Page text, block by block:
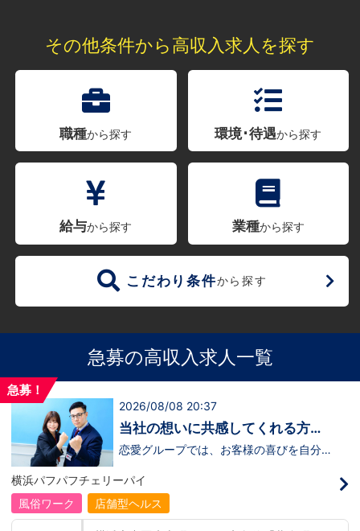
その他条件から高収入求人を探す
職種から探す 環境･待遇から探す
給与から探す 業種から探す
こだわり条件から探す
急募の高収入求人一覧
急募！
2026/08/08 20:37
当社の想いに共感してくれる方、
大募集‼
恋愛グループでは、お客様の喜びを自分自
います！・接客が好き・お客様が笑顔にな
ると自分も嬉しい・お客様だけでなく、働
く仲間もキャストさんも笑顔になると嬉し
い・喜んで(楽しんで)もらう為にはどうし
横浜パフパフチェリーパイ
風俗ワーク
店舗型ヘルス